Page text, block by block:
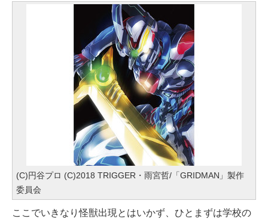
(C)円谷プロ (C)2018 TRIGGER・雨宮哲/「GRIDMAN」製作
委員会
ここでいきなり怪獣出現とはいかず、ひとまずは学校の